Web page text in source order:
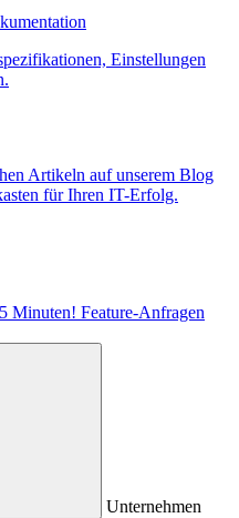
Einstellungen
Artikeln auf unserem Blog
für Ihren IT-Erfolg.
Minuten! Feature-Anfragen
Unternehmen